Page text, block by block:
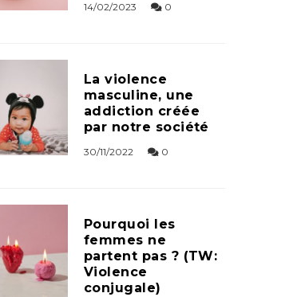
14/02/2023 0
La violence
masculine, une
addiction créée
par notre société
30/11/2022 0
Pourquoi les
femmes ne
partent pas ? (TW:
Violence
conjugale)